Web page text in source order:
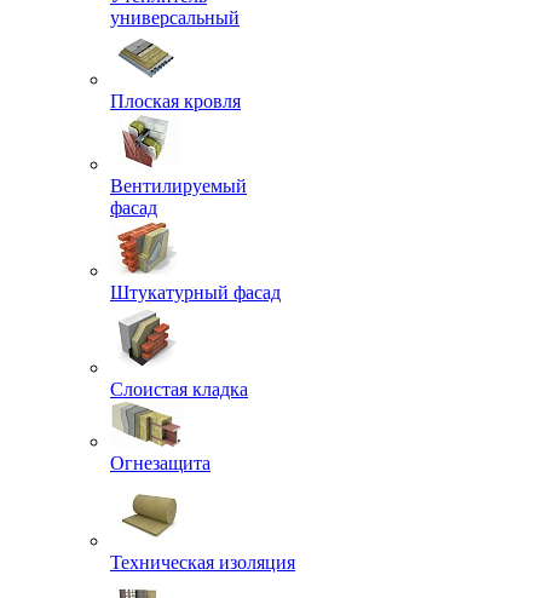
универсальный
Плоская кровля
Вентилируемый
фасад
Штукатурный фасад
Слоистая кладка
Огнезащита
Техническая изоляция